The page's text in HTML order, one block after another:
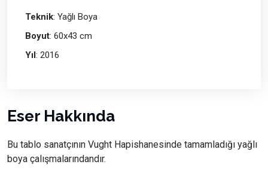
Teknik: Yağlı Boya
Boyut: 60x43 cm
Yıl: 2016
Eser Hakkında
Bu tablo sanatçının Vught Hapishanesinde tamamladığı yağlı
boya çalışmalarındandır.